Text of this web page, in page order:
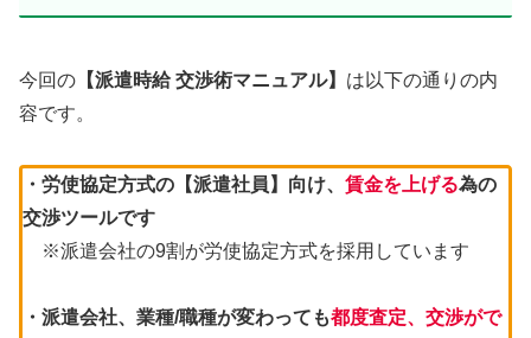
今回の 【派遣時給 交渉術マニュアル】 は以下の通りの内
容です。
・労使協定方式の【派遣社員】向け、 賃金を上げる為の
交渉ツールです
※派遣会社の9割が労使協定方式を採用しています
・派遣会社、業種/職種が変わっても都度査定、交渉がで